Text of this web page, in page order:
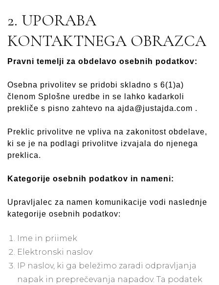
2. UPORABA
KONTAKTNEGA OBRAZCA
Pravni temelji za obdelavo osebnih podatkov:
Osebna privolitev se pridobi skladno s 6(1)a)
členom Splošne uredbe in se lahko kadarkoli
prekliče s pisno zahtevo na ajda@justajda.com .
Preklic privolitve ne vpliva na zakonitost obdelave,
ki se je na podlagi privolitve izvajala do njenega
preklica.
Kategorije osebnih podatkov in nameni:
Upravljalec za namen komunikacije vodi naslednje
kategorije osebnih podatkov:
Ime in priimek
Elektronski naslov
IP naslov, ki ga beležimo zaradi odpravljanja
napak in preprečevanja napadov. Ta podatek